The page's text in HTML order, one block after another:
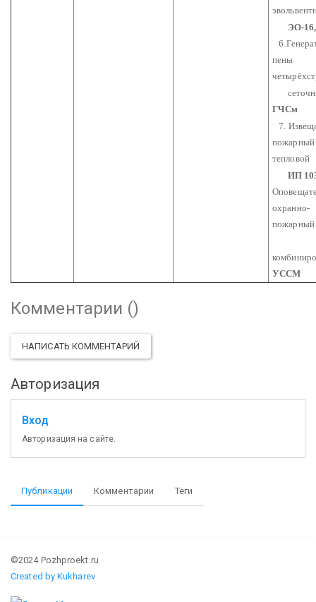
ЭО-
пены
ГЧСм
7.
пожарный
тепловой
ИП
охранно-
пожарный
УССМ
Комментарии ()
НАПИСАТЬ КОММЕНТАРИЙ
Авторизация
Вход
Авторизация на сайте.
Публикации Комментарии Теги
©2024 Pozhproekt.ru
Created by Kukharev